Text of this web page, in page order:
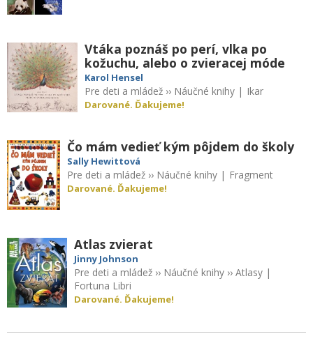
Vtáka poznáš po perí, vlka po
kožuchu, alebo o zvieracej móde
Karol Hensel
Pre deti a mládež›› Náučné knihy| Ikar
Darované. Ďakujeme!
Čo mám vedieť kým pôjdem do školy
Sally Hewittová
Pre deti a mládež ›› Náučné knihy | Fragment
Darované. Ďakujeme!
Atlas zvierat
Jinny Johnson
Pre deti a mládež›› Náučné knihy›› Atlasy|
Fortuna Libri
Darované. Ďakujeme!